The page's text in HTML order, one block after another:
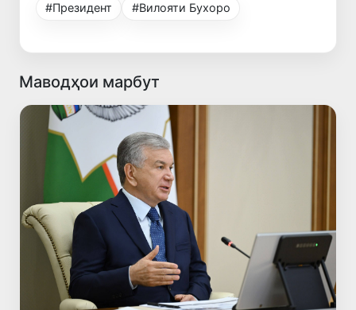
#Президент #Вилояти Бухоро
Маводҳои марбут